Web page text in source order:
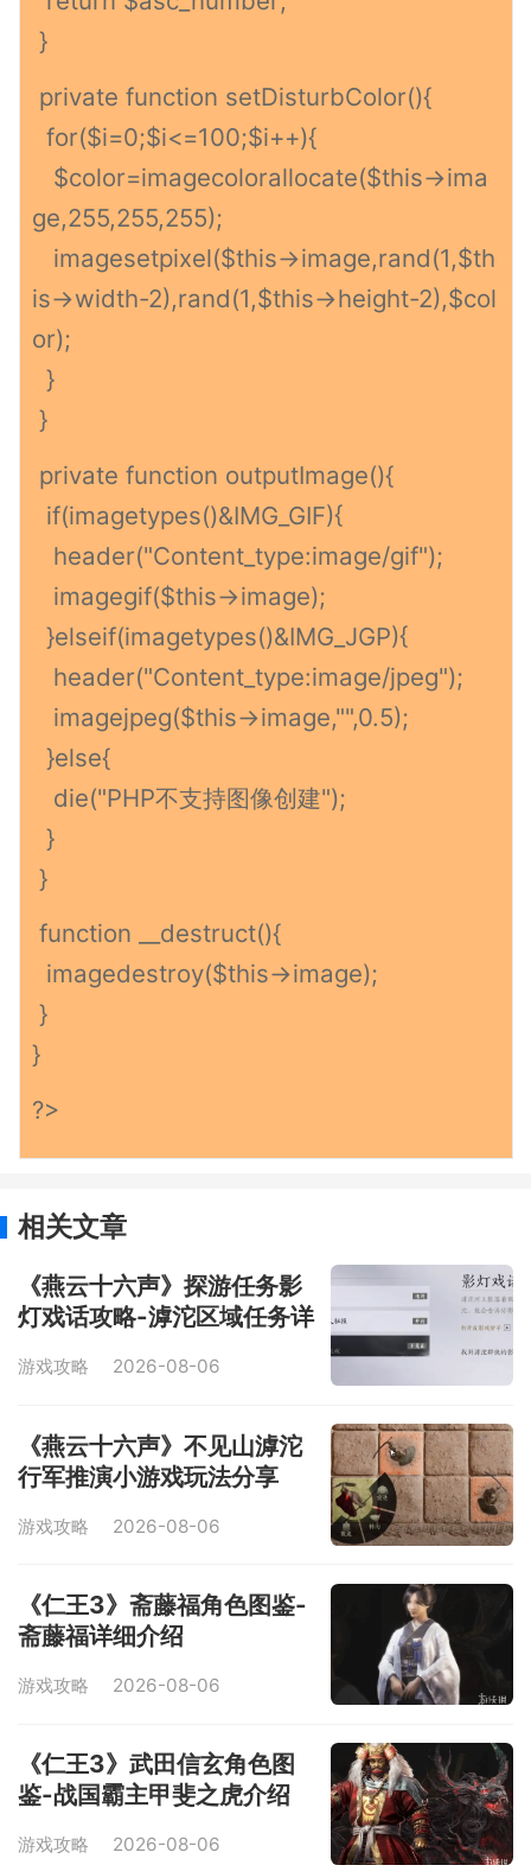
}
private function setDisturbColor(){
for($i=0;$i<=100;$i++){
$color=imagecolorallocate($this->ima
ge,255,255,255);
imagesetpixel($this->image,rand(1,$th
is->width-2),rand(1,$this->height-2),$col
or);
}
}
private function outputImage(){
if(imagetypes()&IMG_GIF){
header("Content_type:image/gif");
imagegif($this->image);
}elseif(imagetypes()&IMG_JGP){
header("Content_type:image/jpeg");
imagejpeg($this->image,"",0.5);
}else{
die("PHP不支持图像创建");
}
}
function __destruct(){
imagedestroy($this->image);
}
}
?>
相关文章
《燕云十六声》探游任务影
灯戏话攻略-滹沱区域任务详
游戏攻略 2026-08-06
《燕云十六声》不见山滹沱
行军推演小游戏玩法分享
游戏攻略 2026-08-06
《仁王3》斋藤福角色图鉴-
斋藤福详细介绍
游戏攻略 2026-08-06
《仁王3》武田信玄角色图
鉴-战国霸主甲斐之虎介绍
游戏攻略 2026-08-06